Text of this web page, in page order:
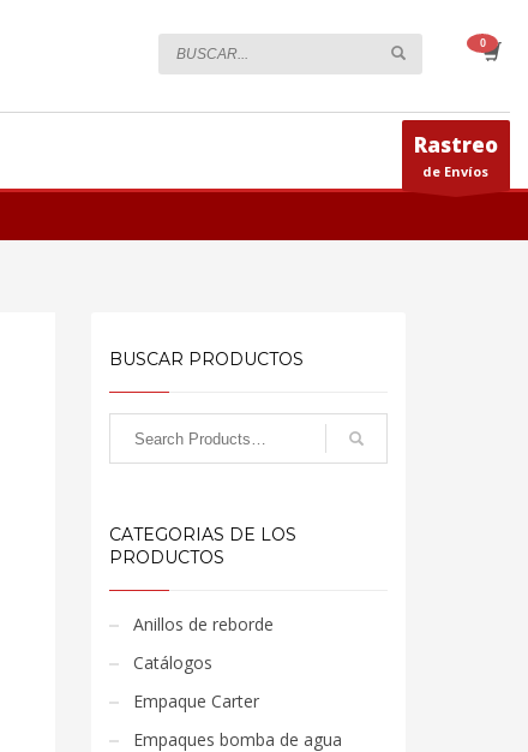
Rastreo
de Envíos
BUSCAR PRODUCTOS
CATEGORIAS DE LOS
PRODUCTOS
Anillos de reborde
Catálogos
Empaque Carter
Empaques bomba de agua